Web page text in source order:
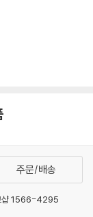
주문/배송
샵 1566-4295